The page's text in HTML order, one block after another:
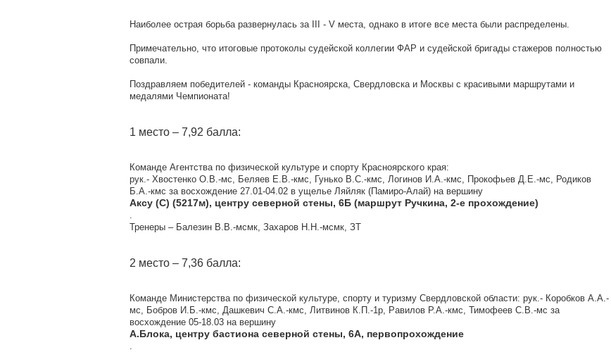
Наиболее острая борьба развернулась за III - V места, однако в итоге все места были распределены.
Примечательно, что итоговые протоколы судейской коллегии ФАР и судейской бригады стажеров полностью
совпали.
Поздравляем победителей - команды Красноярска, Свердловска и Москвы с красивыми маршрутами и
медалями Чемпионата!
1 место – 7,92 балла:
Команде Агентства по физической культуре и спорту Красноярского края:
рук.- Хвостенко О.В.-мс, Беляев Е.В.-кмс, Гунько В.С.-кмс, Логинов И.А.-кмс, Прокофьев Д.Е.-мс, Родиков
Б.А.-кмс за восхождение 27.01-04.02 в ущелье Ляйляк (Памиро-Алай) на вершину
Аксу (С) (5217м), центру северной стены, 6Б (маршрут Ручкина, 2-е прохождение)
.
Тренеры – Балезин В.В.-мсмк, Захаров Н.Н.-мсмк, ЗТ
2 место – 7,36 балла:
Команде Министерства по физической культуре, спорту и туризму Свердловской области: рук.- Коробков А.А.-
мс, Бобров И.Б.-кмс, Дашкевич С.А.-кмс, Литвинов К.П.-1р, Равилов Р.А.-кмс, Тимофеев С.В.-мс за
восхождение 05-18.03 на вершину
А.Блока, центру бастиона северной стены, 6А, первопрохождение
.